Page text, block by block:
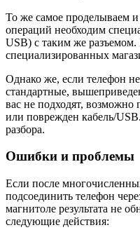
То же самое проделываем
операций необходим
USB) с таким же
специализированных
Однако же, если телефон
стандартные,
вас не подходят, возможно
или поврежден кабель/
разбора.
Ошибки и проблемы
Если после
подсоединить телефон
магнитоле результата не
следующие действия: